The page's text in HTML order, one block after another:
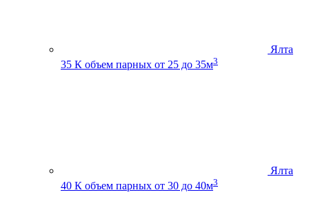
Ялта
35 К объем парных от 25 до 35м3
Ялта
40 К объем парных от 30 до 40м3